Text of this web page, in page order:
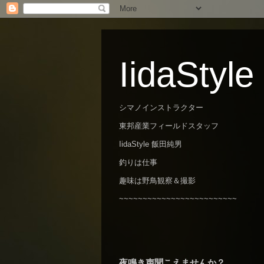
IidaStyle
シマノインストラクター
東邦産業フィールドスタッフ
IidaStyle 飯田純男
釣りは仕事
趣味は野鳥観察＆撮影
~~~~~~~~~~~~~~~~~~~~~~~~~